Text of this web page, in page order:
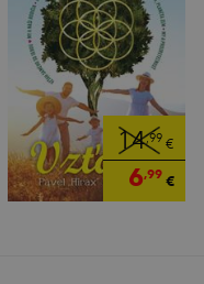
14,99 €
6,99 €